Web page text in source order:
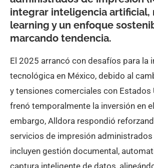
integrar inteligencia artificial,
learning y un enfoque
marcando tendencia.
El 2025 arrancó con desafíos para la
tecnológica en México, debido al
y tensiones comerciales con Estados
frenó temporalmente la inversión en
embargo, Alldora respondió
servicios de impresión administrados
incluyen gestión documental,
captura inteligente de datos,